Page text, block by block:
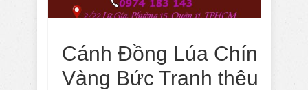
Cánh Đồng Lúa Chín
Vàng Bức Tranh thêu